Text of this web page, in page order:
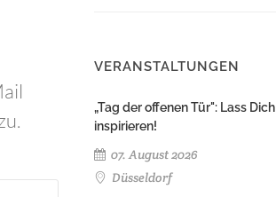
VERANSTALTUNGEN
„Tag der offenen Tür": Lass Dich
inspirieren!
07. August 2026
Düsseldorf